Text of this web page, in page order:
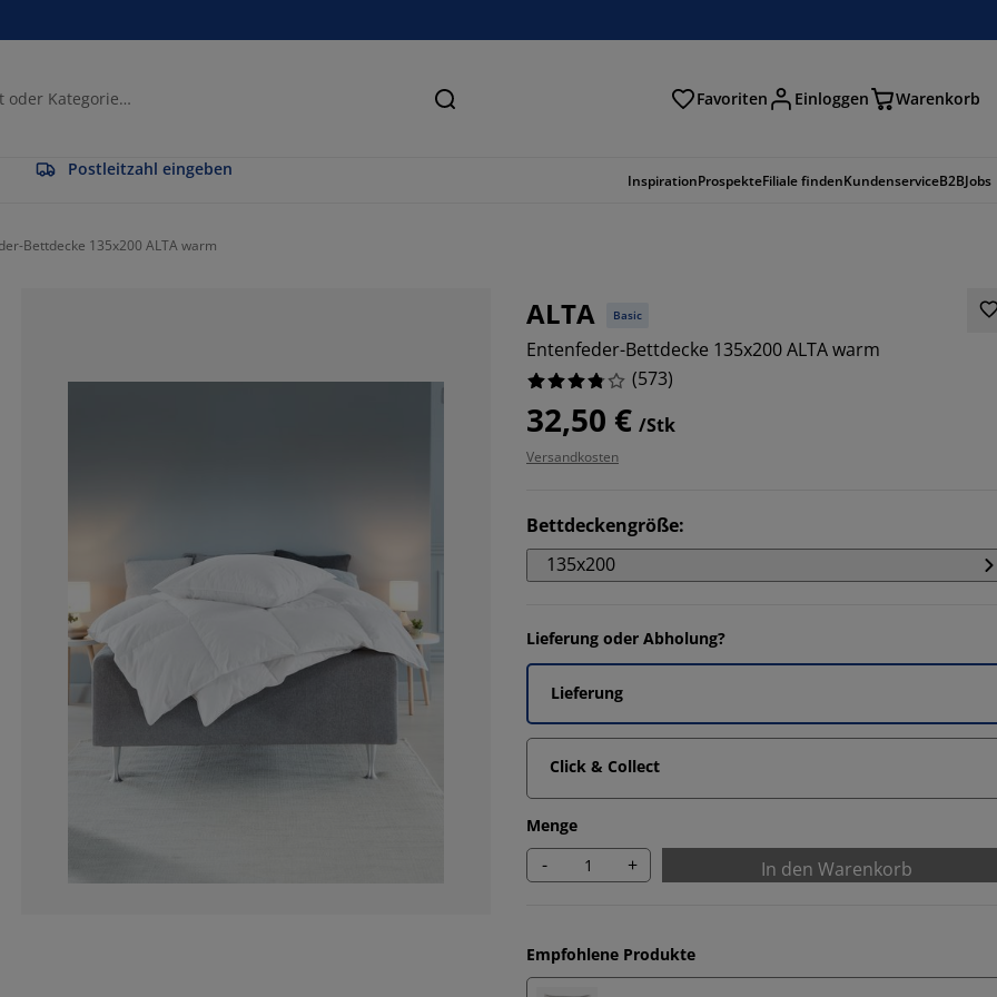
Suchen Favoriten Einloggen Warenkorb
Postleitzahl eingeben
InspirationProspekteFiliale findenKundenserviceB2BJobs
Bettdecke 135x200 ALTA warm
ALTA Basic
Entenfeder-Bettdecke 135x200 ALTA warm
(573)
32,50 € /Stk
Versandkosten
Bettdeckengröße:
135x200
Lieferung oder Abholung?
Lieferung
Click & Collect
Menge
- + In den Warenkorb
Empfohlene Produkte
55.497382198952884%
6.457242582897033%
4.712041884816754%
20.24432809773124%